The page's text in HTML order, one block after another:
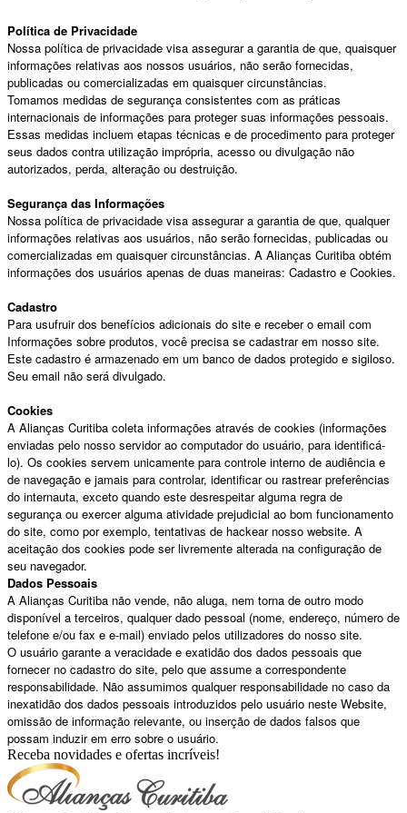
Política de Privacidade
Nossa política de privacidade visa assegurar a garantia de que, quaisquer
informações relativas aos nossos usuários, não serão fornecidas,
publicadas ou comercializadas em quaisquer circunstâncias.
Tomamos medidas de segurança consistentes com as práticas
internacionais de informações para proteger suas informações pessoais.
Essas medidas incluem etapas técnicas e de procedimento para proteger
seus dados contra utilização imprópria, acesso ou divulgação não
autorizados, perda, alteração ou destruição.
Segurança das Informações
Nossa política de privacidade visa assegurar a garantia de que, qualquer
informações relativas aos usuários, não serão fornecidas, publicadas ou
comercializadas em quaisquer circunstâncias. A Alianças Curitiba obtém
informações dos usuários apenas de duas maneiras: Cadastro e Cookies.
Cadastro
Para usufruir dos benefícios adicionais do site e receber o email com
Informações sobre produtos, você precisa se cadastrar em nosso site.
Este cadastro é armazenado em um banco de dados protegido e sigiloso.
Seu email não será divulgado.
Cookies
A Alianças Curitiba coleta informações através de cookies (informações
enviadas pelo nosso servidor ao computador do usuário, para identificá-
lo). Os cookies servem unicamente para controle interno de audiência e
de navegação e jamais para controlar, identificar ou rastrear preferências
do internauta, exceto quando este desrespeitar alguma regra de
segurança ou exercer alguma atividade prejudicial ao bom funcionamento
do site, como por exemplo, tentativas de hackear nosso website. A
aceitação dos cookies pode ser livremente alterada na configuração de
seu navegador.
Dados Pessoais
A Alianças Curitiba não vende, não aluga, nem torna de outro modo
disponível a terceiros, qualquer dado pessoal (nome, endereço, número de
telefone e/ou fax e e-mail) enviado pelos utilizadores do nosso site.
O usuário garante a veracidade e exatidão dos dados pessoais que
fornecer no cadastro do site, pelo que assume a correspondente
responsabilidade. Não assumimos qualquer responsabilidade no caso da
inexatidão dos dados pessoais introduzidos pelo usuário neste Website,
omissão de informação relevante, ou inserção de dados falsos que
possam induzir em erro sobre o usuário.
Receba novidades e ofertas incríveis!